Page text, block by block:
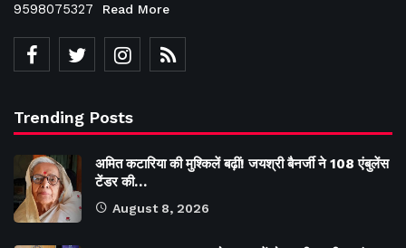
9598075327
Read More
Trending Posts
अमित कटारिया की मुश्किलें बढ़ीं! जयश्री बैनर्जी ने 108 एंबुलेंस
टेंडर की…
August 8, 2026